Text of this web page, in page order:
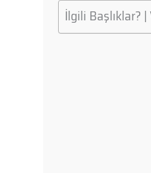
İlgili Başlıklar?